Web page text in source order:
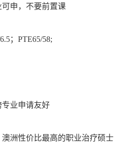
申，不要前置课
； PTE65/58;
业申请友好
澳洲性价比最高的职业治疗硕士